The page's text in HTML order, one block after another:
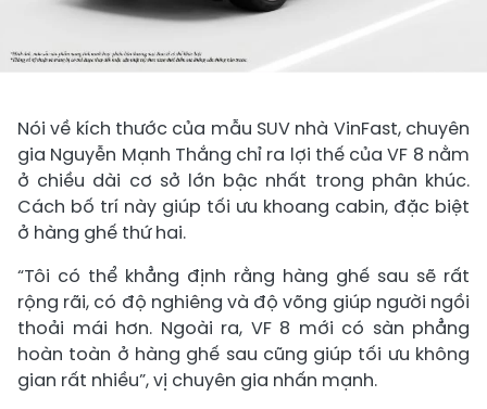
Nói về kích thước của mẫu SUV nhà VinFast, chuyên
gia Nguyễn Mạnh Thắng chỉ ra lợi thế của VF 8 nằm
ở chiều dài cơ sở lớn bậc nhất trong phân khúc.
Cách bố trí này giúp tối ưu khoang cabin, đặc biệt
ở hàng ghế thứ hai.
“Tôi có thể khẳng định rằng hàng ghế sau sẽ rất
rộng rãi, có độ nghiêng và độ võng giúp người ngồi
thoải mái hơn. Ngoài ra, VF 8 mới có sàn phẳng
hoàn toàn ở hàng ghế sau cũng giúp tối ưu không
gian rất nhiều”, vị chuyên gia nhấn mạnh.